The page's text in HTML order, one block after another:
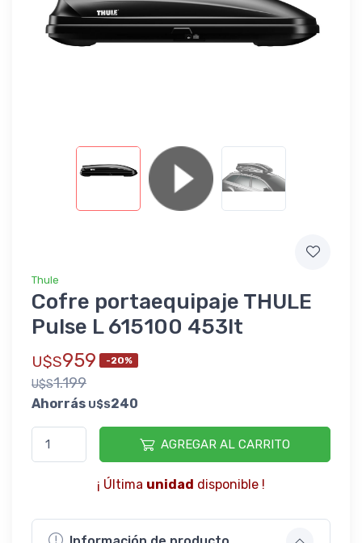
Thule
Cofre portaequipaje THULE
Pulse L 615100 453lt
U$S959 -20%
U$S1.199
Ahorrás U$S240
AGREGAR AL CARRITO
¡ Última unidad disponible !